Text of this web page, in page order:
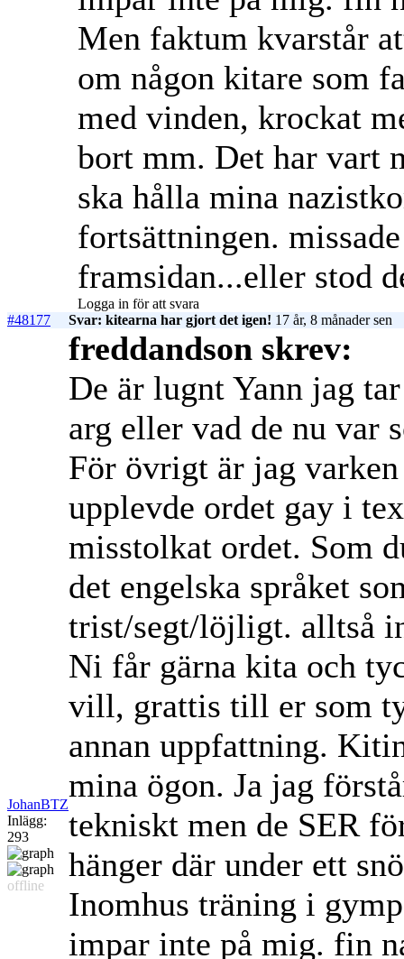
Men faktum kvarstår
om någon kitare som
med vinden, krockat
bort mm. Det har vart
ska hålla mina
fortsättningen.
framsidan...eller stod
Logga in för att svara
#48177
Svar: kitearna har gjort det igen! 17 år, 8 månader sen
JohanBTZ
Inlägg:
293
offline
freddandson skrev:
De är lugnt Yann jag
arg eller vad de nu var
För övrigt är jag
upplevde ordet gay i
misstolkat ordet. Som
det engelska språket
trist/segt/löjligt. alltså
Ni får gärna kita och
vill, grattis till er som
annan uppfattning.
mina ögon. Ja jag
tekniskt men de SER
hänger där under ett
Inomhus träning i
impar inte på mig. fin